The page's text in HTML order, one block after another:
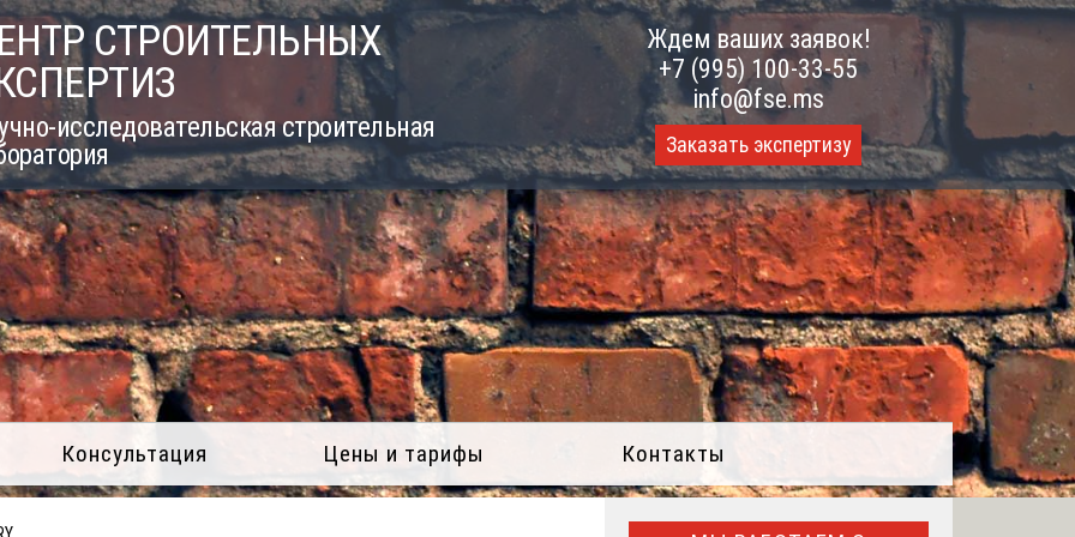
СТРОИТЕЛЬНЫХ
исследовательская строительная
Ждем ваших заявок!
+7 (995) 100-33-55
info@fse.ms
Заказать экспертизу
Консультация Цены и тарифы Контакты